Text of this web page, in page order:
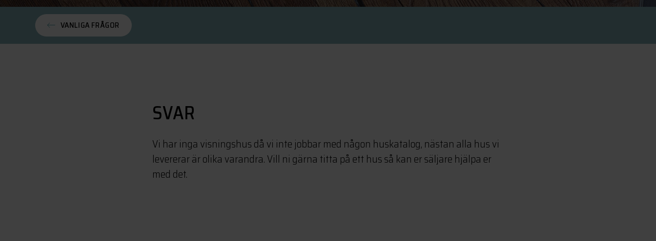
VANLIGA FRÅGOR
SVAR
Vi har inga visningshus då vi inte jobbar med någon huskatalog, nästan alla hus vi
levererar är olika varandra. Vill ni gärna titta på ett hus så kan er säljare hjälpa er
med det.